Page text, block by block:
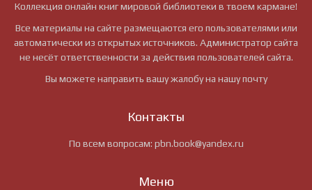
Коллекция онлайн книг мировой библиотеки в твоем кармане!
Все материалы на сайте размещаются его пользователями или
автоматически из открытых источников. Администратор сайта
не несёт ответственности за действия пользователей сайта.
Вы можете направить вашу жалобу на нашу почту
Контакты
По всем вопросам: pbn.book@yandex.ru
Меню